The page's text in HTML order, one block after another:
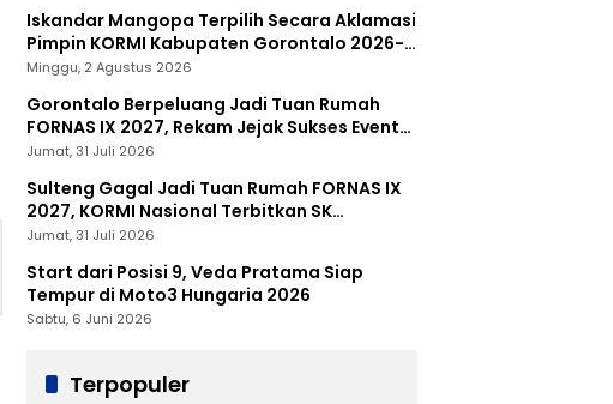
Iskandar Mangopa Terpilih Secara Aklamasi
Pimpin KORMI Kabupaten Gorontalo 2026-
2030
Minggu, 2 Agustus 2026
Gorontalo Berpeluang Jadi Tuan Rumah
FORNAS IX 2027, Rekam Jejak Sukses Event
Nasional Jadi Modal
Jumat, 31 Juli 2026
Sulteng Gagal Jadi Tuan Rumah FORNAS IX
2027, KORMI Nasional Terbitkan SK
Pencabutan
Jumat, 31 Juli 2026
Start dari Posisi 9, Veda Pratama Siap
Tempur di Moto3 Hungaria 2026
Sabtu, 6 Juni 2026
Terpopuler